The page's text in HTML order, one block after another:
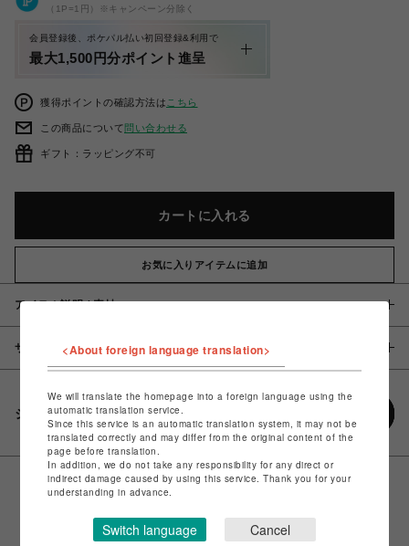
（1P=1円）※キャンペーン分除く
会員登録後、ポケパル払い初回登録&利用で
最大1,500円分ポイント進呈
獲得ポイントの確認方法は こちら
この商品について問い合わせる
ギフト：ラッピング不可
カートに入れる
お気に入りアイテムに追加
アイテム説明 / 素材
サイズ
シェアする
<About foreign language translation>
We will translate the homepage into a foreign language using the
automatic translation service.
Since this service is an automatic translation system, it may not be
translated correctly and may differ from the original content of the
page before translation.
In addition, we do not take any responsibility for any direct or
indirect damage caused by using this service. Thank you for your
understanding in advance.
Switch language Cancel